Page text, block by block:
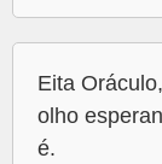
Eita
olho
é.